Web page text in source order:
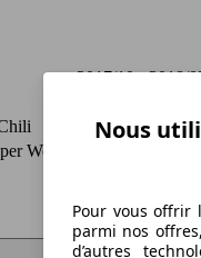
2017/10 - 2018/
2017/10 - 2018/
Works
2017/10 - 2018/02
Nous
Pour vous offrir
parmi nos
d’autres